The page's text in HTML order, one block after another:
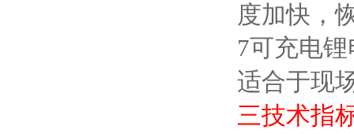
度加快，
7可充电
适合于现
三技术指